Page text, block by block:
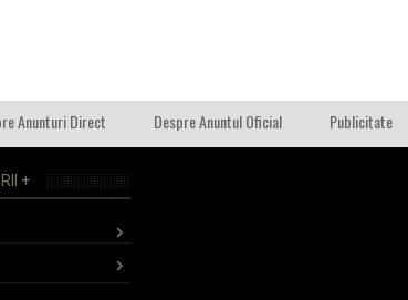
Anunturi Direct Despre Anuntul Oficial Publicitate
+